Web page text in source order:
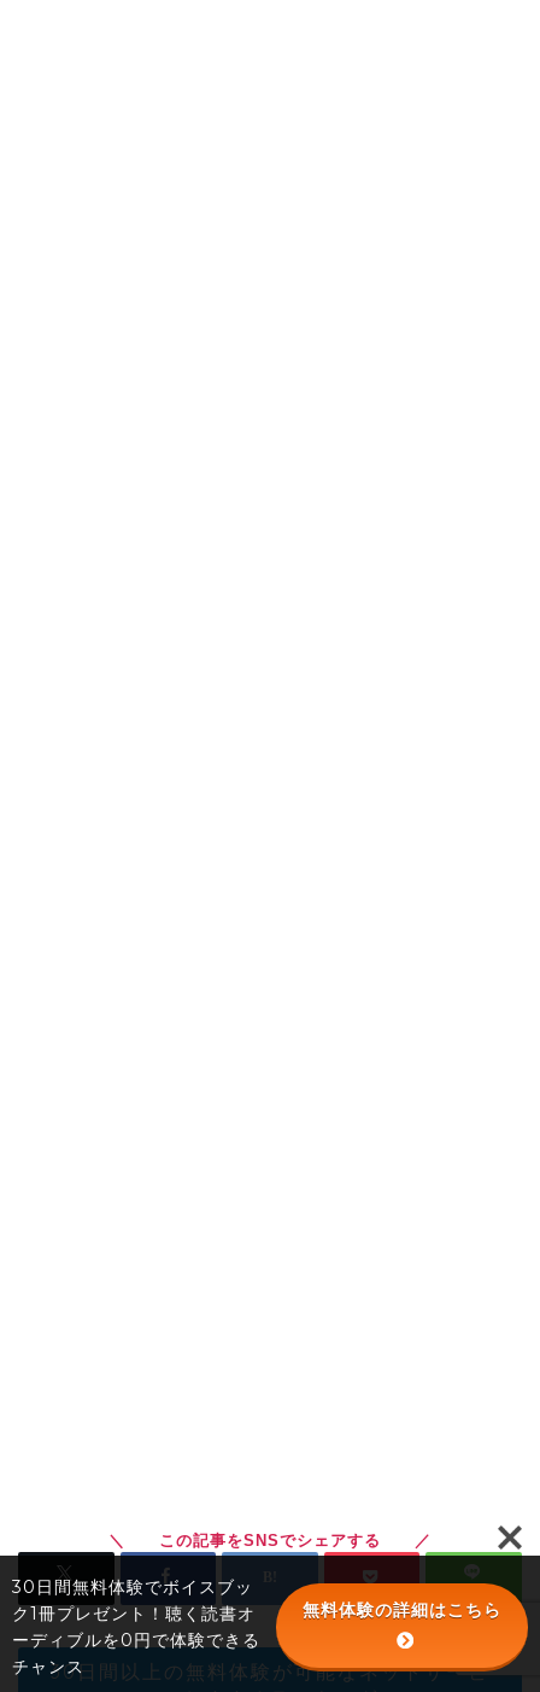
30日間以上の無料体験が可能なネットサービ
30日間無料体験でボイスブッ
ク1冊プレゼント！聴く読書オ
ーディブルを0円で体験できる
チャンス
無料体験の詳細はこちら